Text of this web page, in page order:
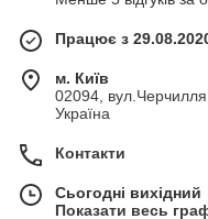
Працює з
м. Київ
02094, вул.Черчилля
Україна
Контакти
Сьогодні вихідний
Показати весь